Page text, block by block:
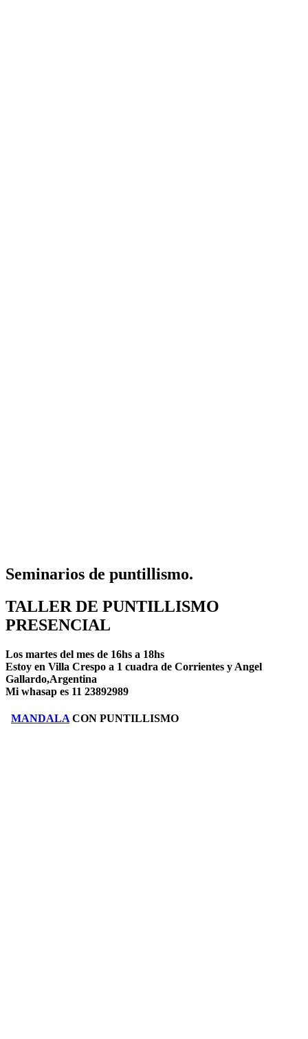
Seminarios de puntillismo.
TALLER DE PUNTILLISMO
PRESENCIAL
Los martes del mes de 16hs a 18hs
Estoy en Villa Crespo a 1 cuadra de Corrientes y Angel
Gallardo,Argentina
Mi whasap es 11 23892989
MANDALA CON PUNTILLISMO